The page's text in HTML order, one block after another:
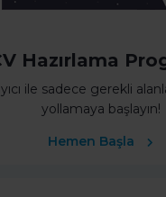
Hazırlama
ile sadece gerekli
yollamaya başlayın!
Hemen Başla